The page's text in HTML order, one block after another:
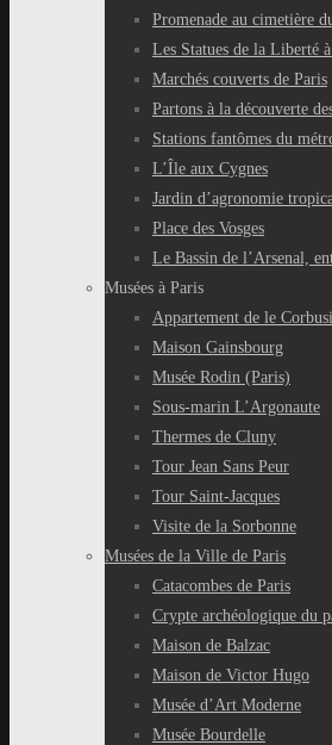
Promenade au cimetière
Les Statues de la Liberté
Marchés couverts de Paris
Partons à la découverte
Stations fantômes du
L’Île aux Cygnes
Jardin d’agronomie
Place des Vosges
Le Bassin de l’Arsenal,
Musées à Paris
Appartement de le
Maison Gainsbourg
Musée Rodin (Paris)
Sous-marin L’Argonaute
Thermes de Cluny
Tour Jean Sans Peur
Tour Saint-Jacques
Visite de la Sorbonne
Musées de la Ville de Paris
Catacombes de Paris
Crypte archéologique du
Maison de Balzac
Maison de Victor Hugo
Musée d’Art Moderne
Musée Bourdelle